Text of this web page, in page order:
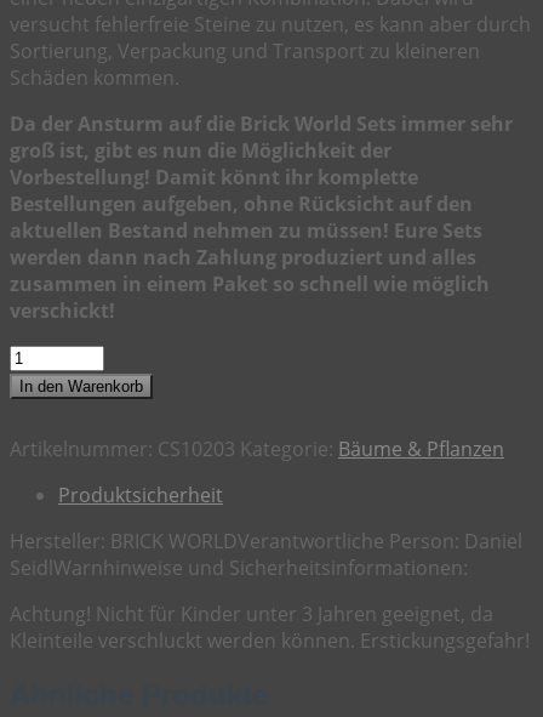
versucht fehlerfreie Steine zu nutzen, es kann aber durch
Sortierung, Verpackung und Transport zu kleineren
Schäden kommen.
Da der Ansturm auf die Brick World Sets immer sehr
groß ist, gibt es nun die Möglichkeit der
Vorbestellung! Damit könnt ihr komplette
Bestellungen aufgeben, ohne Rücksicht auf den
aktuellen Bestand nehmen zu müssen! Eure Sets
werden dann nach Zahlung produziert und alles
zusammen in einem Paket so schnell wie möglich
verschickt!
Baum,
Typ
(CS10203)
Menge
In den Warenkorb
Artikelnummer: CS10203 Kategorie: Bäume & Pflanzen
Produktsicherheit
Hersteller: BRICK WORLDVerantwortliche Person: Daniel
Seidl Warnhinweise und Sicherheitsinformationen:
Achtung! Nicht für Kinder unter 3 Jahren geeignet, da
Kleinteile verschluckt werden können. Erstickungsgefahr!